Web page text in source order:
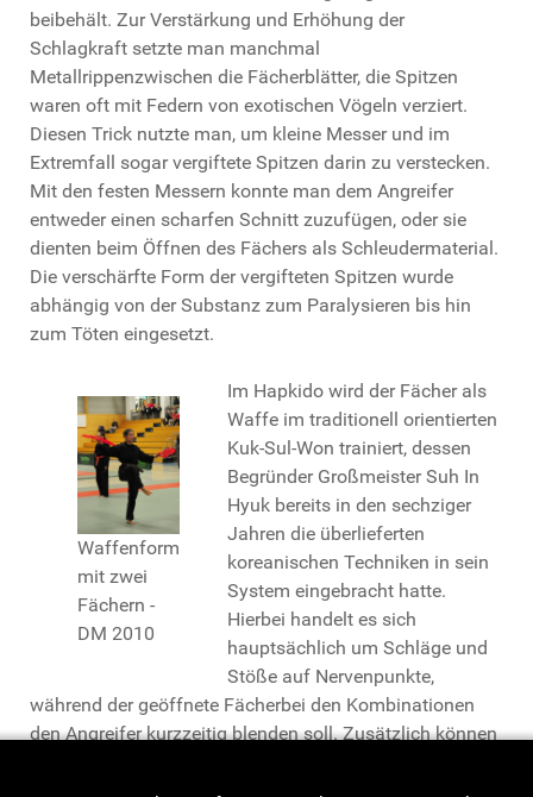
beibehält. Zur Verstärkung und Erhöhung der
Schlagkraft setzte man manchmal
Metallrippenzwischen die Fächerblätter, die Spitzen
waren oft mit Federn von exotischen Vögeln verziert.
Diesen Trick nutzte man, um kleine Messer und im
Extremfall sogar vergiftete Spitzen darin zu verstecken.
Mit den festen Messern konnte man dem Angreifer
entweder einen scharfen Schnitt zuzufügen, oder sie
dienten beim Öffnen des Fächers als Schleudermaterial.
Die verschärfte Form der vergifteten Spitzen wurde
abhängig von der Substanz zum Paralysieren bis hin
zum Töten eingesetzt.
Waffenform
mit zwei
Fächern -
DM 2010
Im Hapkido wird der Fächer als
Waffe im traditionell orientierten
Kuk-Sul-Won trainiert, dessen
Begründer Großmeister Suh In
Hyuk bereits in den sechziger
Jahren die überlieferten
koreanischen Techniken in sein
System eingebracht hatte.
Hierbei handelt es sich
hauptsächlich um Schläge und
Stöße auf Nervenpunkte,
während der geöffnete Fächerbei den Kombinationen
den Angreifer kurzzeitig blenden soll. Zusätzlich können